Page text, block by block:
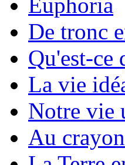
De tronc
Qu'est-ce
La vie
Notre vie
Au crayon